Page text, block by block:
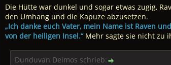
Die Hütte war dunkel und sogar etwas zugig,
den Umhang und die Kapuze abzusetzen.
„Ich danke euch Vater, mein Name ist Raven
von der heiligen Insel.“ Mehr sagte sie nicht zu
Dunduvan Deimos schrieb: